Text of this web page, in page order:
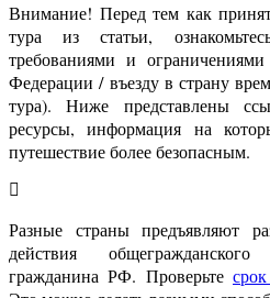
Внимание! Перед тем как
тура из статьи,
требованиями и
Федерации / въезду в страну
тура). Ниже представлены
ресурсы, информация на
путешествие более безопасным.
Разные страны предъявляют
действия
гражданина РФ. Проверьте